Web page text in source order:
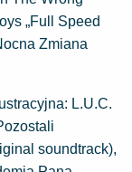
„Full Speed
Zmiana
L.U.C.
soundtrack),